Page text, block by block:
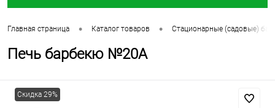
Главная страница • Каталог товаров • Стационарные (садовые)
Печь барбекю №20A
Скидка 29%